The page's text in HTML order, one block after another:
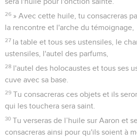
26 » Avec cette huile, tu consacreras
la rencontre et l'arche du témoignage,
27 la table et tous ses ustensiles, le
ustensiles, l'autel des parfums,
28 l'autel des holocaustes et tous ses
cuve avec sa base.
29 Tu consacreras ces objets et ils
qui les touchera sera saint.
30 Tu verseras de l’huile sur Aaron et
consacreras ainsi pour qu'ils soient à